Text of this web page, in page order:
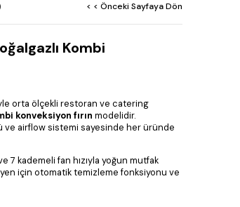
< < Önceki Sayfaya Dön
Kombi
orta ölçekli restoran ve catering
konveksiyon fırın modelidir.
ve airflow sistemi sayesinde her üründe
7 kademeli fan hızıyla yoğun mutfak
için otomatik temizleme fonksiyonu ve